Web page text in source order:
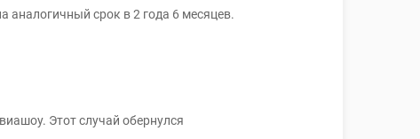
аналогичный срок в 2 года 6 месяцев.
Этот случай обернулся